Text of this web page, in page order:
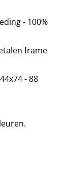
- 100%
frame
- 88